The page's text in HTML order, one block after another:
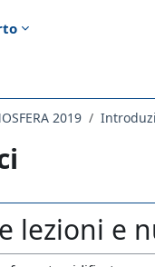
2019
lezioni e